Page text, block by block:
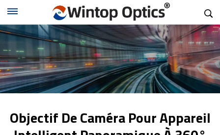
Objectif De Caméra Pour Appareil